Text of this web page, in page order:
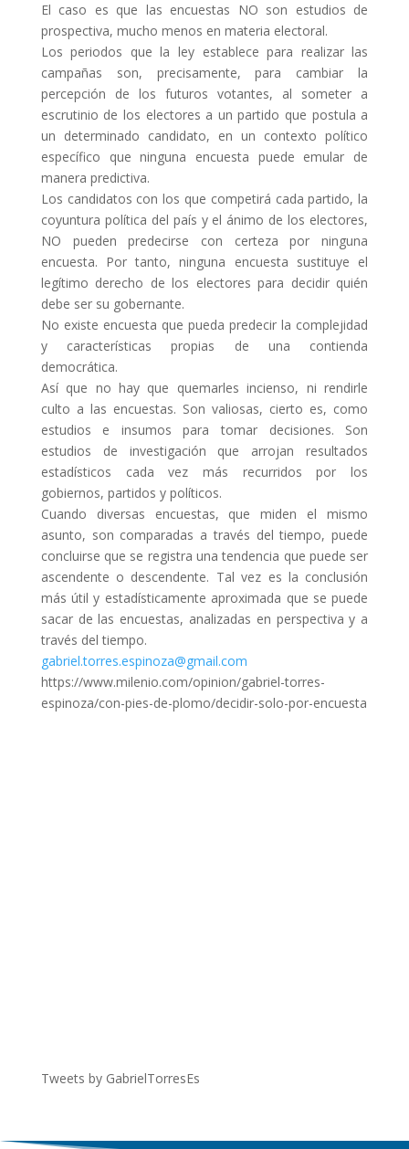
El caso es que las encuestas NO son estudios de
prospectiva, mucho menos en materia electoral.
Los periodos que la ley establece para realizar las
campañas son, precisamente, para cambiar la
percepción de los futuros votantes, al someter a
escrutinio de los electores a un partido que postula a
un determinado candidato, en un contexto político
específico que ninguna encuesta puede emular de
manera predictiva.
Los candidatos con los que competirá cada partido, la
coyuntura política del país y el ánimo de los electores,
NO pueden predecirse con certeza por ninguna
encuesta. Por tanto, ninguna encuesta sustituye el
legítimo derecho de los electores para decidir quién
debe ser su gobernante.
No existe encuesta que pueda predecir la complejidad
y características propias de una contienda
democrática.
Así que no hay que quemarles incienso, ni rendirle
culto a las encuestas. Son valiosas, cierto es, como
estudios e insumos para tomar decisiones. Son
estudios de investigación que arrojan resultados
estadísticos cada vez más recurridos por los
gobiernos, partidos y políticos.
Cuando diversas encuestas, que miden el mismo
asunto, son comparadas a través del tiempo, puede
concluirse que se registra una tendencia que puede ser
ascendente o descendente. Tal vez es la conclusión
más útil y estadísticamente aproximada que se puede
sacar de las encuestas, analizadas en perspectiva y a
través del tiempo.
gabriel.torres.espinoza@gmail.com
https://www.milenio.com/opinion/gabriel-torres-
espinoza/con-pies-de-plomo/decidir-solo-por-encuesta
Tweets by GabrielTorresEs